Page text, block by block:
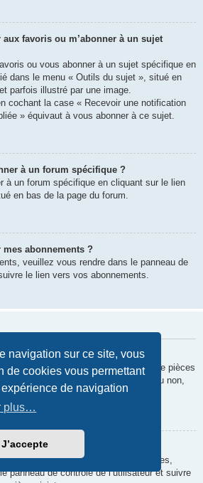
navigation sur ce site, vous
de cookies vous permettant
de navigation
plus…
J’accepte
favoris ou m’abonner à un sujet
ou vous abonner à un sujet spécifique en
dans le menu « Outils du sujet », situé en
parfois illustré par une image.
cochant la case « Recevoir une notification
» équivaut à vous abonner à ce sujet.
à un forum spécifique ?
à un forum spécifique en cliquant sur le lien
en bas de la page du forum.
abonnements ?
veuillez vous rendre dans le panneau de
le lien vers vos abonnements.
autorisées sur ce forum ?
autoriser ou interdire certains types de pièces
certain de savoir ce qui est autorisé ou non,
un administrateur du forum.
toutes mes pièces jointes ?
jointes que vous avez transférées,
panneau de contrôle de l’utilisateur et suivre